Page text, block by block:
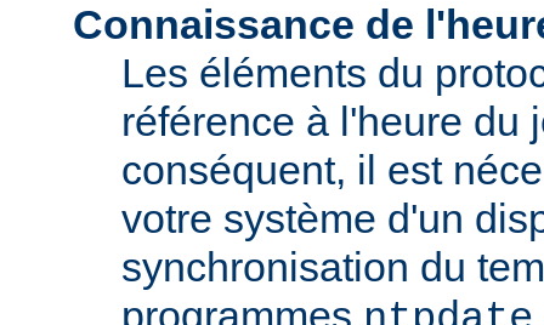
Connaissance de
Les éléments du
référence à l'heure du
conséquent, il est
votre système d'un
synchronisation du
programmes